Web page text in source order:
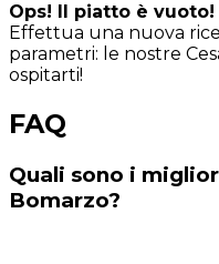
Ops! Il piatto è vuoto!
Effettua una nuova
parametri: le nostre
ospitarti!
FAQ
Quali sono i
Bomarzo?